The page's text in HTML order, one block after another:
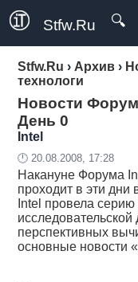
Stfw.Ru 🔍
Stfw.Ru › Архив ›
технологи
Новости
День 0
Intel
🕛 20.08.2008, 17:28
Накануне Форума
проходит в эти
Intel провела
исследовательской
перспективных
основные новости